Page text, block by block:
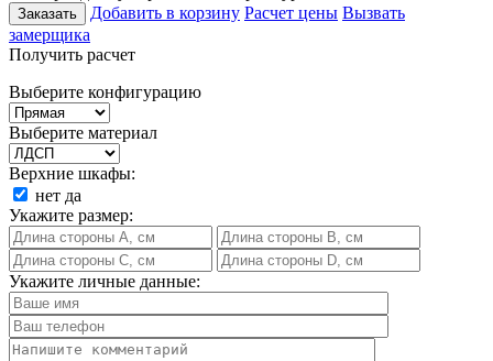
Заказать Добавить в корзину Расчет цены Вызвать
замерщика
Получить расчет
Выберите конфигурацию
Выберите материал
Верхние шкафы:
нет да
Укажите размер:
Укажите личные данные: